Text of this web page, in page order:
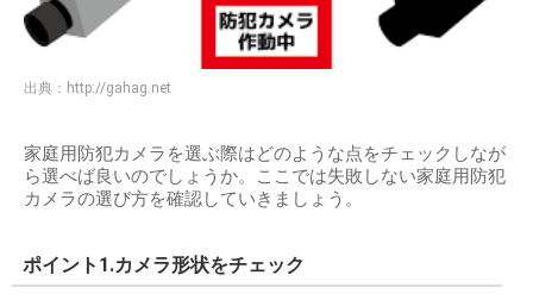
出典： http://gahag.net
家庭用防犯カメラを選ぶ際はどのような点をチェックしなが
ら選べば良いのでしょうか。ここでは失敗しない家庭用防犯
カメラの選び方を確認していきましょう。
ポイント1.カメラ形状をチェック